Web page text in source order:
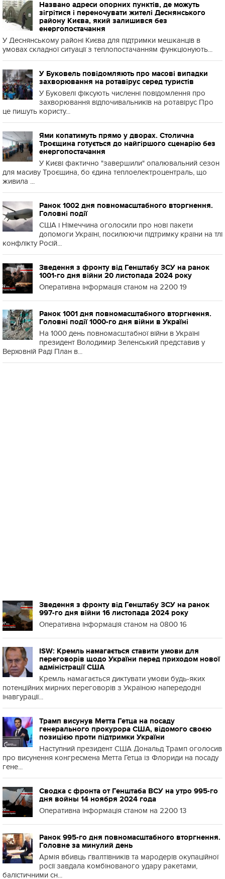
Названо адреси опорних пунктів, де можуть
зігрітися і переночувати жителі Деснянського
району Києва, який залишився без
енергопостачання
У Деснянському районі Києва для підтримки мешканців в
умовах складної ситуації з теплопостачанням функціонують...
У Буковель повідомляють про масові випадки
захворювання на ротавірус серед туристів
У Буковелі фіксують численні повідомлення про
захворювання відпочивальників на ротавірус Про
це пишуть користу...
Ями копатимуть прямо у дворах. Столична
Троєщина готується до найгіршого сценарію без
енергопостачання
У Києві фактично "завершили" опалювальний сезон
для масиву Троєщина, бо єдина теплоелектроцентраль, що
живила ...
Ранок 1002 дня повномасштабного вторгнення.
Головні події
США і Німеччина оголосили про нові пакети
допомоги Україні, посилюючи підтримку країни на тлі
конфлікту Росій...
Зведення з фронту від Генштабу ЗСУ на ранок
1001-го дня війни 20 листопада 2024 року
Оперативна інформація станом на 2200 19
Ранок 1001 дня повномасштабного вторгнення.
Головні події 1000-го дня війни в Україні
На 1000 день повномасштабної війни в Україні
президент Володимир Зеленський представив у
Верховній Раді План в...
Зведення з фронту від Генштабу ЗСУ на ранок
997-го дня війни 16 листопада 2024 року
Оперативна інформація станом на 0800 16
ISW: Кремль намагається ставити умови для
переговорів щодо України перед приходом нової
адміністрації США
Кремль намагається диктувати умови будь-яких
потенційних мирних переговорів з Україною напередодні
інавгурації...
Трамп висунув Метта Гетца на посаду
генерального прокурора США, відомого своєю
позицією проти підтримки України
Наступний президент США Дональд Трамп оголосив
про висунення конгресмена Метта Гетца із Флориди на посаду
гене...
Сводка с фронта от Генштаба ВСУ на утро 995-го
дня войны 14 ноября 2024 года
Оперативна інформація станом на 2200 13
Ранок 995-го дня повномасштабного вторгнення.
Головне за минулий день
Армія вбивць ґвалтівників та мародерів окупаційної
росії завдала комбінованого удару ракетами,
балістичними сн...